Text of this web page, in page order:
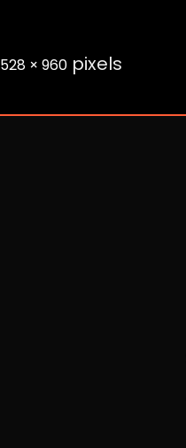
528 × 960pixels